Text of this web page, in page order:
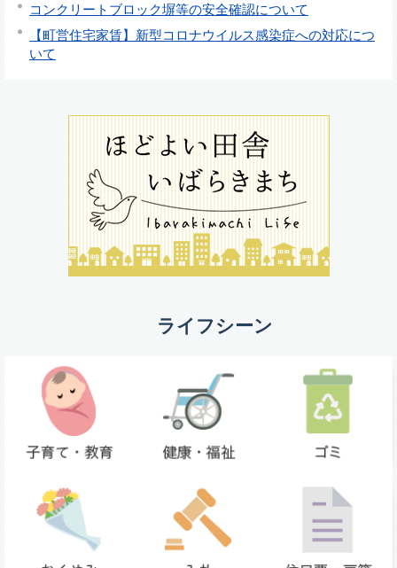
コンクリートブロック塀等の安全確認について
【町営住宅家賃】新型コロナウイルス感染症への対応につ
いて
ライフシーン